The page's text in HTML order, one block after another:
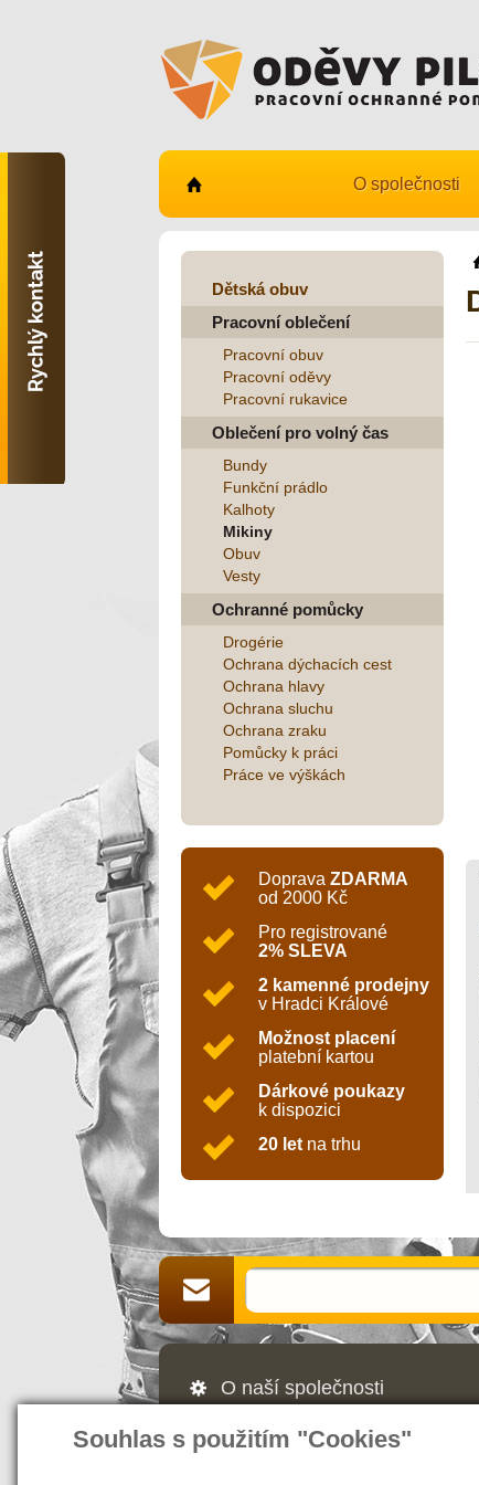
Souhlas s použitím "Cookies"
O společnosti
Dětská obuv
Pracovní oblečení
Pracovní obuv
Pracovní oděvy
Pracovní rukavice
Oblečení pro volný čas
Bundy
Funkční prádlo
Kalhoty
Mikiny
Obuv
Vesty
Ochranné pomůcky
Drogérie
Ochrana dýchacích cest
Ochrana hlavy
Ochrana sluchu
Ochrana zraku
Pomůcky k práci
Práce ve výškách
Doprava ZDARMA
od 2000 Kč
Pro registrované
2% SLEVA
2 kamenné prodejny
v Hradci Králové
Možnost placení
platební kartou
Dárkové poukazy
k dispozici
20 let na trhu
Kontaktujte nás
info@odevy-pilar.cz
O naší společnosti
Jsme Vaším partnerem a
webových stránek nás naleznete